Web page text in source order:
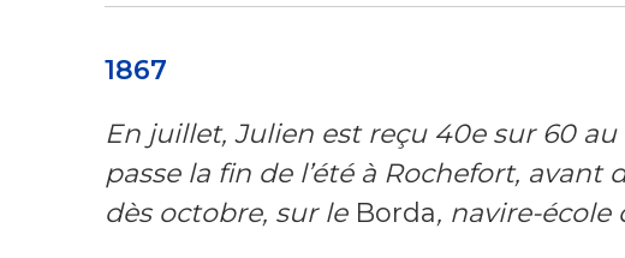
1867
En juillet, Julien est reçu 40e sur 60 au
passe la fin de l’été à Rochefort,
dès octobre, sur le Borda, navire-école